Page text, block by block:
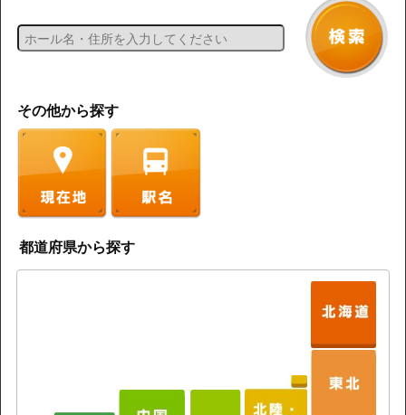
その他から探す
都道府県から探す